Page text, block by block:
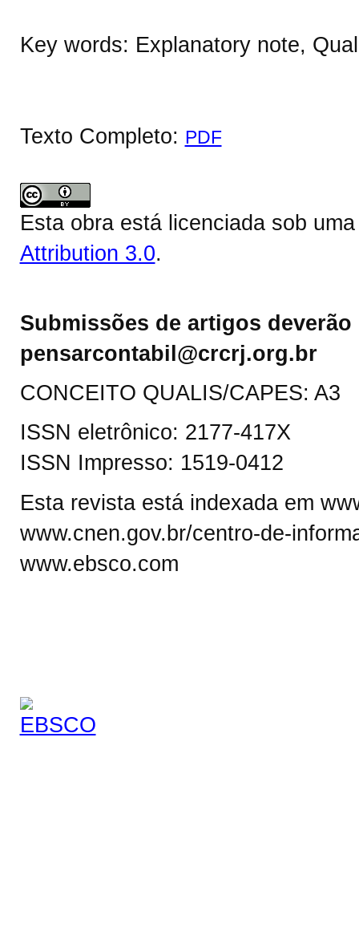
Key words: Explanatory note,
Texto Completo: PDF
Esta obra está licenciada sob
Attribution 3.0.
Submissões de artigos
pensarcontabil@crcrj.org.br
CONCEITO QUALIS/CAPES: A3
ISSN eletrônico: 2177-417X
ISSN Impresso: 1519-0412
Esta revista está indexada em
www.cnen.gov.br/centro-de-
www.ebsco.com